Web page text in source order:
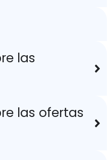
las
las ofertas